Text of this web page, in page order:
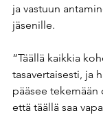
ja vastuun
jäsenille.
“Täällä kaikkia
tasavertaisesti, ja
pääsee
että täällä saa